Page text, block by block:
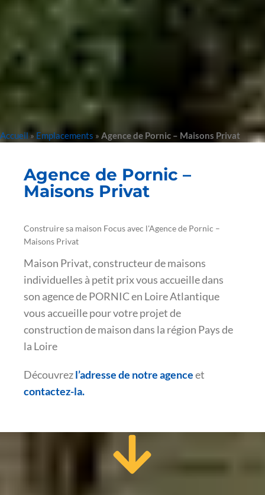
Accueil» Emplacements » Agence de Pornic – Maisons Privat
Agence de Pornic –
Maisons Privat
Construire sa maison Focus avec l'Agence de Pornic –
Maisons Privat
Maison Privat, constructeur de maisons
individuelles à petit prix vous accueille dans
son agence de PORNIC en Loire Atlantique
vous accueille pour votre projet de
construction de maison dans la région Pays de
la Loire
Découvrezl’adresse de notre agenceet
contactez-la.